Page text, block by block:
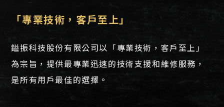
「專業技術，客戶至上」
鎰振科技股份有限公司以「專業技術，客戶至上」
為宗旨，提供最專業迅速的技術支援和維修服務，
是所有用戶最佳的選擇。